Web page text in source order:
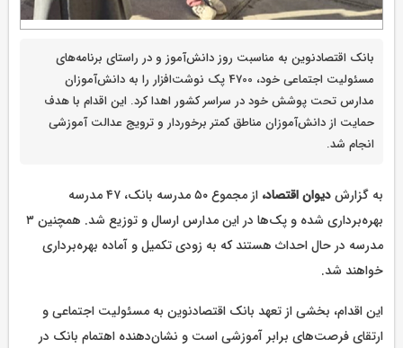
بانک اقتصادنوین به مناسبت روز دانش‌آموز و در راستای برنامه‌های
مسئولیت اجتماعی خود، 4700 پک نوشت‌افزار را به دانش‌آموزان
مدارس تحت پوشش خود در سراسر کشور اهدا کرد. این اقدام با هدف
حمایت از دانش‌آموزان مناطق کمتر برخوردار و ترویج عدالت آموزشی
انجام شد.
به گزارشدیوان اقتصاد،
از مجموع ۵۰ مدرسه بانک، ۴۷ مدرسه
بهره‌برداری شده و پک‌ها در این مدارس ارسال و توزیع شد. همچنین ۳
مدرسه در حال احداث هستند که به زودی تکمیل و آماده بهره‌برداری
خواهند شد.
این اقدام، بخشی از تعهد بانک اقتصادنوین به مسئولیت اجتماعی و
ارتقای فرصت‌های برابر آموزشی است و نشان‌دهنده اهتمام بانک در